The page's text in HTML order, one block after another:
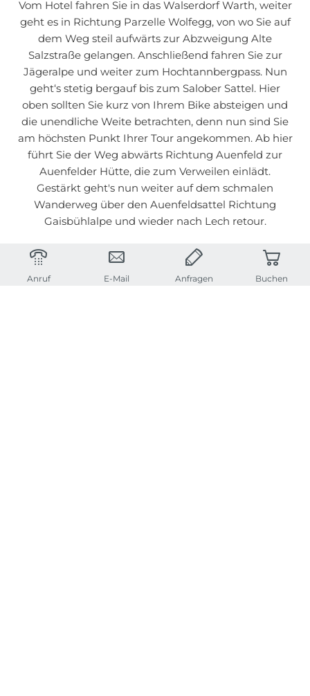
Vom Hotel fahren Sie in das Walserdorf Warth, weiter
geht es in Richtung Parzelle Wolfegg, von wo Sie auf
dem Weg steil aufwärts zur Abzweigung Alte
Salzstraße gelangen. Anschließend fahren Sie zur
Jägeralpe und weiter zum Hochtannbergpass. Nun
geht‘s stetig bergauf bis zum Salober Sattel. Hier
oben sollten Sie kurz von Ihrem Bike absteigen und
die unendliche Weite betrachten, denn nun sind Sie
am höchsten Punkt Ihrer Tour angekommen. Ab hier
führt Sie der Weg abwärts Richtung Auenfeld zur
Auenfelder Hütte, die zum Verweilen einlädt.
Gestärkt geht's nun weiter auf dem schmalen
Wanderweg über den Auenfeldsattel Richtung
Gaisbühlalpe und wieder nach Lech retour.
SCHREIBEN SIE UNS,
Anruf E-Mail Anfragen Buchen